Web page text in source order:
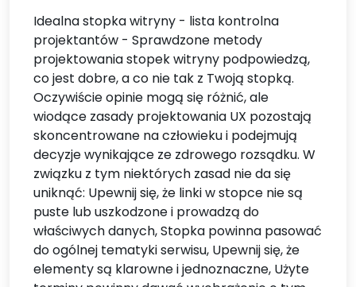
Idealna stopka witryny - lista kontrolna
projektantów - Sprawdzone metody
projektowania stopek witryny podpowiedzą,
co jest dobre, a co nie tak z Twoją stopką.
Oczywiście opinie mogą się różnić, ale
wiodące zasady projektowania UX pozostają
skoncentrowane na człowieku i podejmują
decyzje wynikające ze zdrowego rozsądku. W
związku z tym niektórych zasad nie da się
uniknąć: Upewnij się, że linki w stopce nie są
puste lub uszkodzone i prowadzą do
właściwych danych, Stopka powinna pasować
do ogólnej tematyki serwisu, Upewnij się, że
elementy są klarowne i jednoznaczne, Użyte